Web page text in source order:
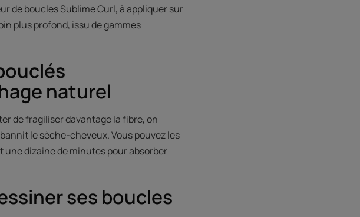
de boucles Sublime Curl, à appliquer sur
plus profond, issu de gammes
naturel
de fragiliser davantage la fibre, on
le sèche-cheveux. Vous pouvez les
dizaine de minutes pour absorber
ses boucles